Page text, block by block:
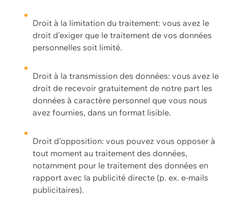
Droit à la limitation du traitement: vous avez le
droit d'exiger que le traitement de vos données
personnelles soit limité.
Droit à la transmission des données: vous avez le
droit de recevoir gratuitement de notre part les
données à caractère personnel que vous nous
avez fournies, dans un format lisible.
Droit d'opposition: vous pouvez vous opposer à
tout moment au traitement des données,
notamment pour le traitement des données en
rapport avec la publicité directe (p. ex. e-mails
publicitaires).